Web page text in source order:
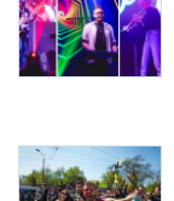
otworzy się w